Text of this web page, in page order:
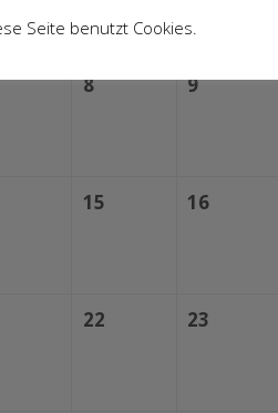
8 9
15 16
22 23
Seite benutzt Cookies.